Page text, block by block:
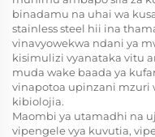
binadamu na uhai wa
stainless steel hii ina
vinavyowekwa ndani ya
kisimulizi vyanataka vitu
muda wake baada ya
vinapotoa upinzani mzuri
kibiolojia.
Maombi ya utamadhi na
vipengele vya kuvutia,